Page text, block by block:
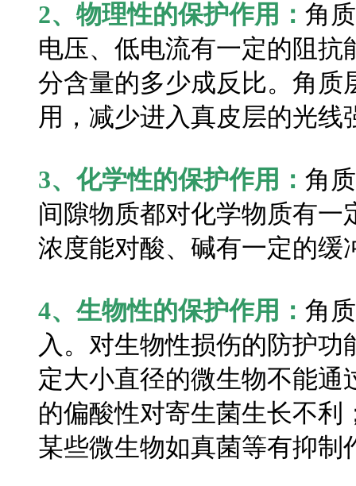
2、物理性的保护作用： 角
电压、低电流有一定的阻
分含量的多少成反比。角质
用，减少进入真皮层的光
3、化学性的保护作用： 角
间隙物质都对化学物质有
浓度能对酸、碱有一定的缓
4、生物性的保护作用： 角
入。对生物性损伤的防护
定大小直径的微生物不能
的偏酸性对寄生菌生长不
某些微生物如真菌等有抑制